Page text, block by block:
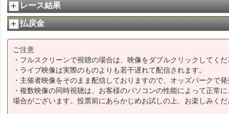
レース結果
払戻金
ご注意
・フルスクリーンで視聴の場合は、映像をダブルクリックしてく
・ライブ映像は実際のものよりも若干遅れて配信されます。
・主催者映像をそのまま配信しておりますので、オッズパークで
・複数映像の同時視聴は、お客様のパソコンの性能によって正常
場合がございます。投票前にあらかじめお試しの上、お楽しみく